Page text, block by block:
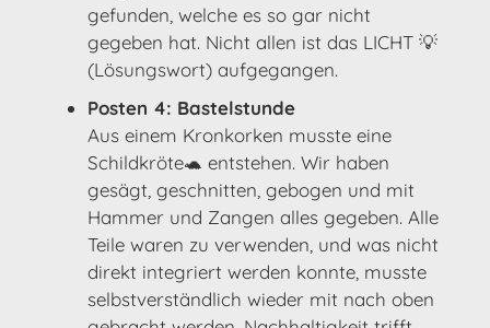
gefunden, welche es so gar nicht
gegeben hat. Nicht allen ist das LICHT 💡
(Lösungswort) aufgegangen.
Posten 4: Bastelstunde
Aus einem Kronkorken musste eine
Schildkröte🐢 entstehen. Wir haben
gesägt, geschnitten, gebogen und mit
Hammer und Zangen alles gegeben. Alle
Teile waren zu verwenden, und was nicht
direkt integriert werden konnte, musste
selbstverständlich wieder mit nach oben